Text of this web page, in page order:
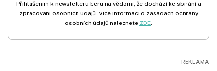
Přihlášením k newsletteru beru na vědomí, že dochází ke sbírání a
zpracování osobních údajů. Více informací o zásadách ochrany
osobních údajů naleznete ZDE.